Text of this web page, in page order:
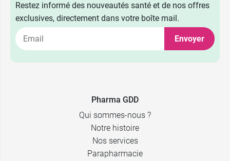
Restez informé des nouveautés santé et de nos offres
exclusives, directement dans votre boîte mail.
Envoyer
Pharma GDD
Qui sommes-nous ?
Notre histoire
Nos services
Parapharmacie